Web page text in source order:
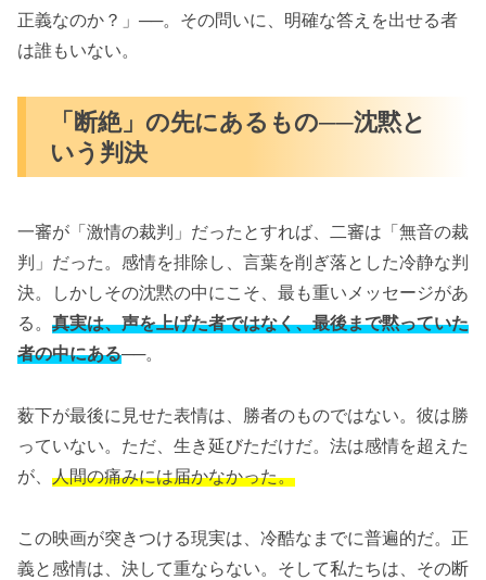
正義なのか？」──。その問いに、明確な答えを出せる者
は誰もいない。
「断絶」の先にあるもの──沈黙と
いう判決
一審が「激情の裁判」だったとすれば、二審は「無音の裁
判」だった。感情を排除し、言葉を削ぎ落とした冷静な判
決。しかしその沈黙の中にこそ、最も重いメッセージがあ
る。 真実は、声を上げた者ではなく、最後まで黙っていた
者の中にある──。
薮下が最後に見せた表情は、勝者のものではない。彼は勝
っていない。ただ、生き延びただけだ。法は感情を超えた
が、 人間の痛みには届かなかった。
この映画が突きつける現実は、冷酷なまでに普遍的だ。正
義と感情は、決して重ならない。そして私たちは、その断